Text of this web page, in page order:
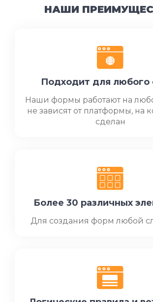
НАШИ
Подходит для любого
Наши формы работают на
не зависят от платформы, на
сделан
Более 30 различных
Для создания форм любой